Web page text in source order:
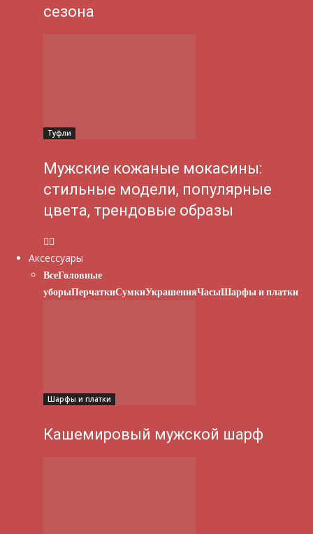
сезона
Туфли
Мужские кожаные мокасины:
стильные модели, популярные
цвета, трендовые образы
Аксессуары
ВсеГоловные
уборыПерчаткиСумкиУкрашенияЧасыШарфы и платки
Шарфы и платки
Кашемировый мужской шарф